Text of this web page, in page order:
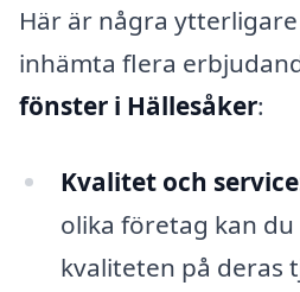
Här är några
inhämta flera
fönster i Hällesåker:
Kvalitet och
olika företag kan
kvaliteten på deras